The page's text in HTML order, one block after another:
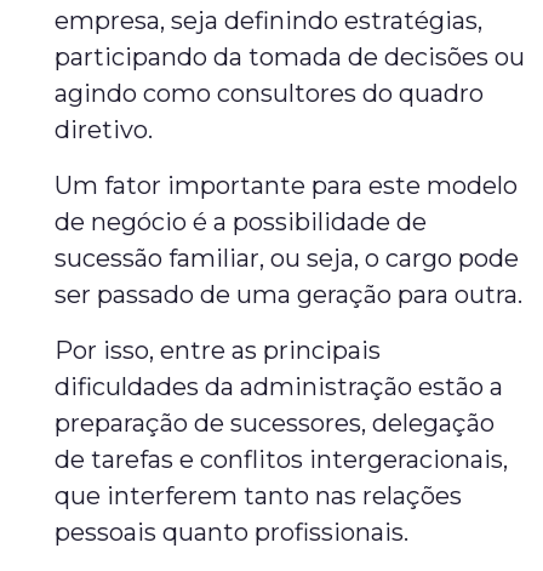
empresa, seja definindo estratégias,
participando da tomada de decisões ou
agindo como consultores do quadro
diretivo.
Um fator importante para este modelo
de negócio é a possibilidade de
sucessão familiar, ou seja, o cargo pode
ser passado de uma geração para outra.
Por isso, entre as principais
dificuldades da administração estão a
preparação de sucessores, delegação
de tarefas e conflitos intergeracionais,
que interferem tanto nas relações
pessoais quanto profissionais.